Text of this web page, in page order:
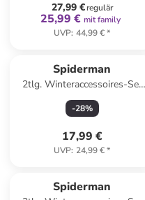
27,99 €regulär
25,99 € mit family
UVP: 44,99 €*
Spiderman
2tlg. Winteraccessoires-Set
"Spiderman" in Blau/ Schwarz/
Grau
-28%
17,99 €
UVP: 24,99 €*
Spiderman